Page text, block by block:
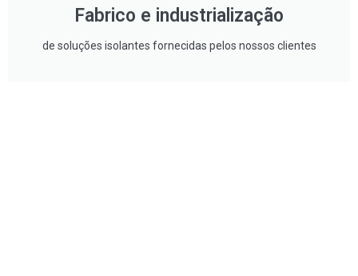
Fabrico e industrialização
de soluções isolantes fornecidas pelos nossos clientes